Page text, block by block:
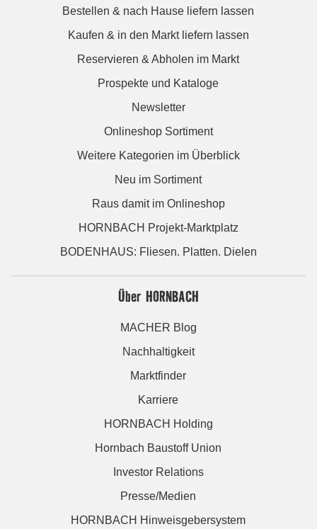
Bestellen & nach Hause liefern lassen
Kaufen & in den Markt liefern lassen
Reservieren & Abholen im Markt
Prospekte und Kataloge
Newsletter
Onlineshop Sortiment
Weitere Kategorien im Überblick
Neu im Sortiment
Raus damit im Onlineshop
HORNBACH Projekt-Marktplatz
BODENHAUS: Fliesen. Platten. Dielen
Über HORNBACH
MACHER Blog
Nachhaltigkeit
Marktfinder
Karriere
HORNBACH Holding
Hornbach Baustoff Union
Investor Relations
Presse/Medien
HORNBACH Hinweisgebersystem